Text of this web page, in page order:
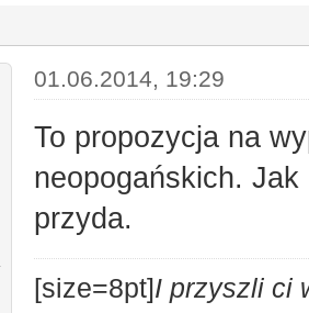
01.06.2014, 19:29
To propozycja na
neopogańskich.
przyda.
[size=8pt]I przyszli ci